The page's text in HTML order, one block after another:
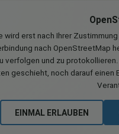
wird erst nach Ihrer
nach OpenStreetMap
verfolgen und zu
geschieht, noch darauf einen
EINMAL ERLAUBEN